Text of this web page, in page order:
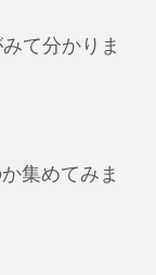
て分かりま
集めてみま